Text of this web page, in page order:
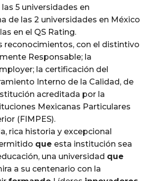
5 universidades en
de las 2 universidades en México
en el QS Rating.
reconocimientos, con el distintivo
Responsable; la
la certificación del
Interno de la Calidad, de
acreditada por la
Mexicanas Particulares
(FIMPES).
rica historia y excepcional
que esta institución sea
una universidad que
a su centenario con la